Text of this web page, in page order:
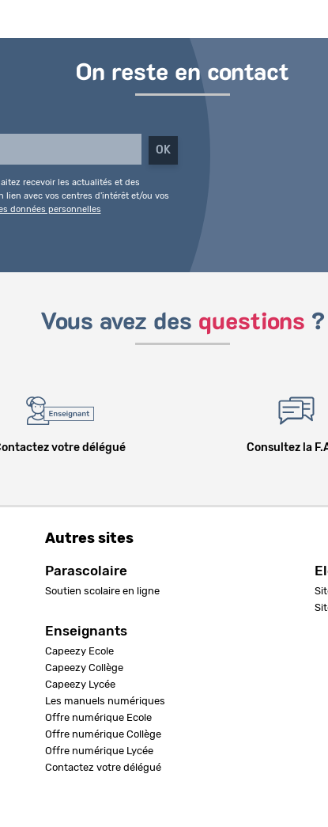
On reste en contact
recevoir les actualités et des
lien avec vos centres d'intérêt et/ou vos
données personnelles
Vous avez des questions ?
votre délégué Consultez la
Autres sites
Parascolaire
Soutien scolaire en ligne
Enseignants
Capeezy Ecole
Capeezy Collège
Capeezy Lycée
Les manuels numériques
Offre numérique Ecole
Offre numérique Collège
Offre numérique Lycée
Contactez votre délégué